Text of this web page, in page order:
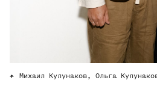
Михаил Кулунаков, Ольга